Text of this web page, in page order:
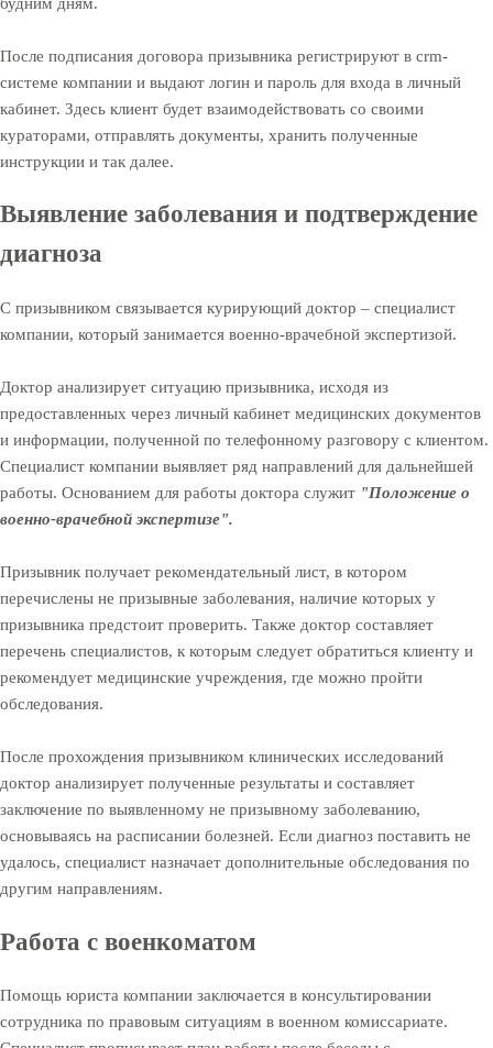
После подписания договора призывника регистрируют в crm-
системе компании и выдают логин и пароль для входа в личный
кабинет. Здесь клиент будет взаимодействовать со своими
кураторами, отправлять документы, хранить полученные
инструкции и так далее.
Выявление заболевания и подтверждение
диагноза
С призывником связывается курирующий доктор – специалист
компании, который занимается военно-врачебной экспертизой.
Доктор анализирует ситуацию призывника, исходя из
предоставленных через личный кабинет медицинских документов
и информации, полученной по телефонному разговору с клиентом.
Специалист компании выявляет ряд направлений для дальнейшей
работы. Основанием для работы доктора служит "Положение о
военно-врачебной экспертизе".
Призывник получает рекомендательный лист, в котором
перечислены не призывные заболевания, наличие которых у
призывника предстоит проверить. Также доктор составляет
перечень специалистов, к которым следует обратиться клиенту и
рекомендует медицинские учреждения, где можно пройти
обследования.
После прохождения призывником клинических исследований
доктор анализирует полученные результаты и составляет
заключение по выявленному не призывному заболеванию,
основываясь на расписании болезней. Если диагноз поставить не
удалось, специалист назначает дополнительные обследования по
другим направлениям.
Работа с военкоматом
Помощь юриста компании заключается в консультировании
сотрудника по правовым ситуациям в военном комиссариате.